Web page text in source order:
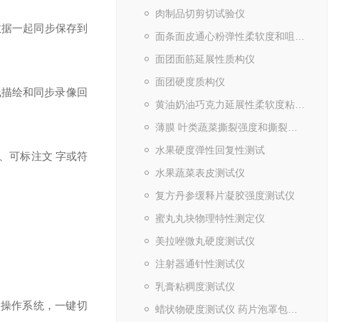
肉制品切剪切试验仪
面团面筋延展性质构仪
面团硬度质构仪
黄油奶油巧克力延展性柔软度粘着性测试仪
水果硬度弹性回复性测试
水果蔬菜表皮测试仪
复方丹参缓释片凝胶强度测试仪
蜜丸丸块物理特性测定仪
美拉唑微丸硬度测试仪
注射器通针性测试仪
乳膏粘稠度测试仪
蜡状物硬度测试仪 药片泡罩包装穿刺实验仪
一起同步保存到
绘和同步录像回
可标注文 字或符
作系统，一键切